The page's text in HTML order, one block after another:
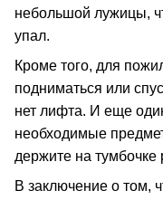
небольшой лужицы,
упал.
Кроме того, для
подниматься или
нет лифта. И еще
необходимые
держите на тумбочке
В заключение о том,